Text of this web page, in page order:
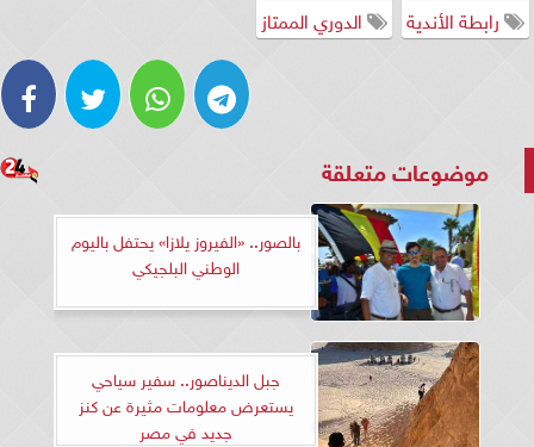
رابطة الأندية
الدوري الممتاز
موضوعات متعلقة
بالصور.. «الفيروز يلازا» يحتفل باليوم
الوطني البلجيكي
جبل الديناصور.. سفير سياحي
يستعرض معلومات مثيرة عن كنز
جديد في مصر